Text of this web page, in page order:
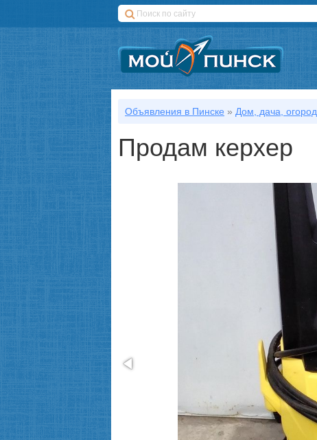
Объявления в Пинске » Дом, дача, огород
Продам керхер